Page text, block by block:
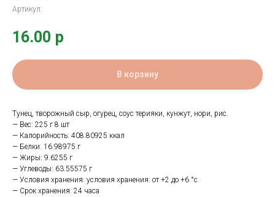
Артикул:
16.00 р
В корзину
Тунец, творожный сыр, огурец, соус терияки, кунжут, нори, рис.
— Вес: 225 г 8 шт
— Калорийность: 408.80925 ккал
— Белки: 16.98975 г
— Жиры: 9.6255 г
— Углеводы: 63.55575 г
— Условия хранения: условия хранения: от +2 до +6 °с
— Срок хранения: 24 часа